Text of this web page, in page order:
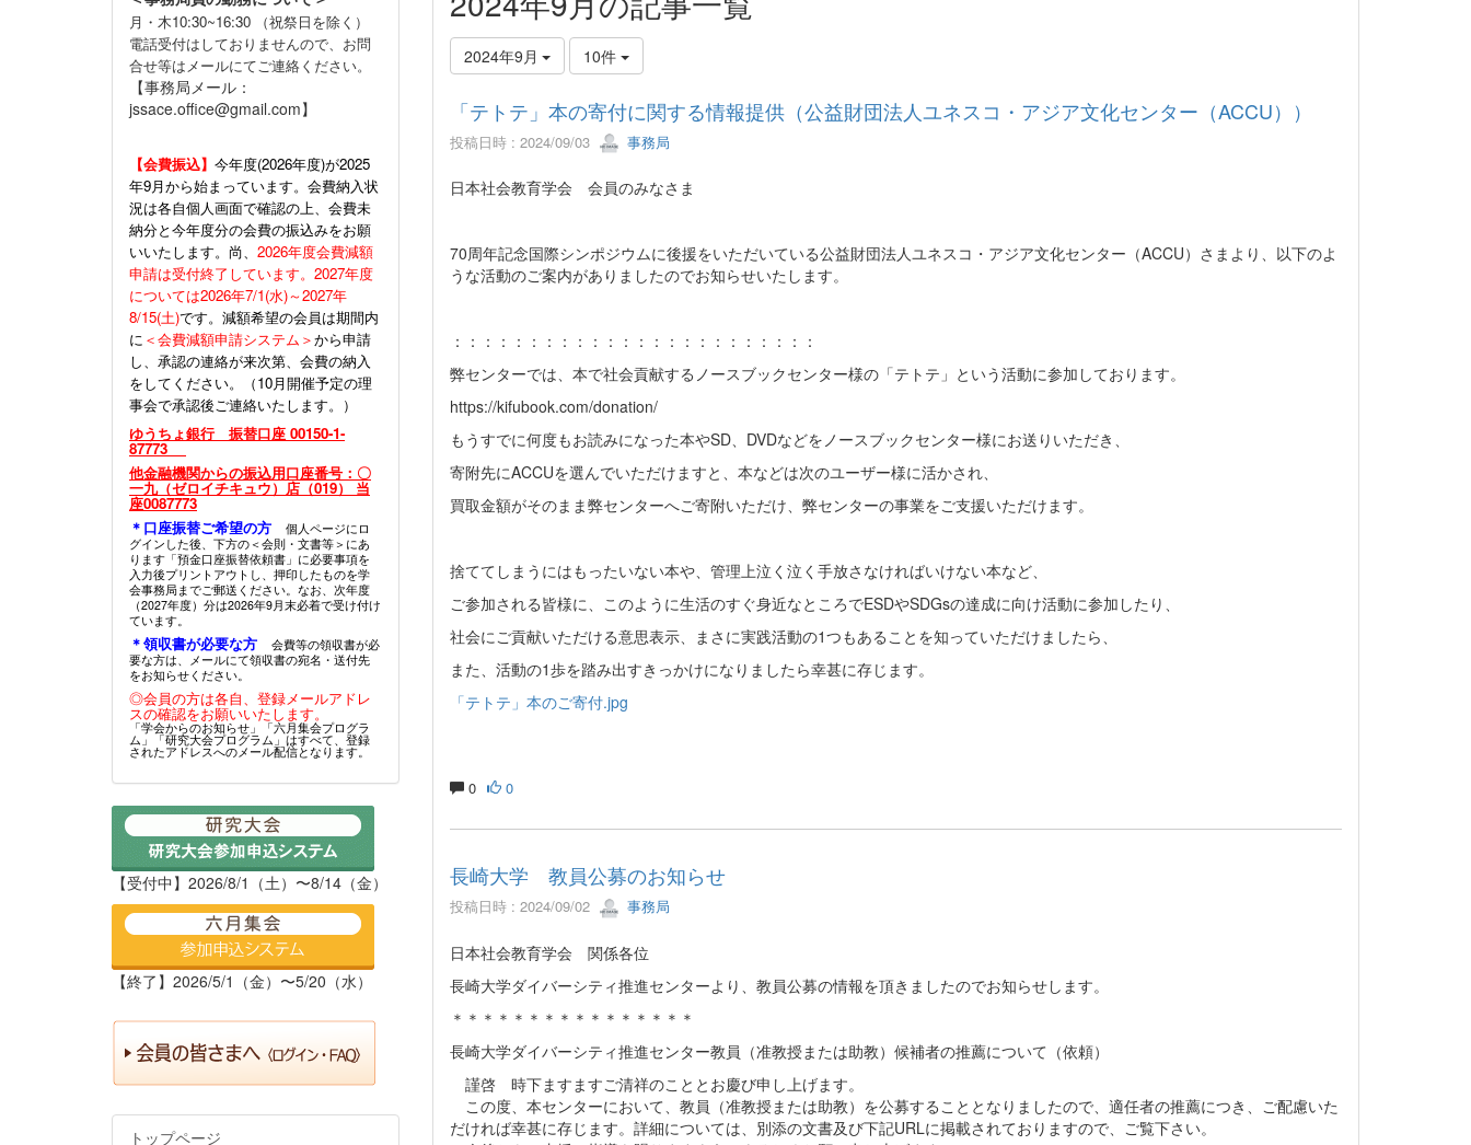
2024年9月 10件
「テトテ」本の寄付に関する情報提供（公益財団法人ユネスコ・アジア文化センター（ACCU））
投稿日時 : 2024/09/03 事務局
日本社会教育学会 会員のみなさま
70周年記念国際シンポジウムに後援をいただいている公益財団法人ユネスコ・アジア文化センター（ACCU）さまより、以下のよ
うな活動のご案内がありましたのでお知らせいたします。
：：：：：：：：：：：：：：：：：：：：：：：：
弊センターでは、本で社会貢献するノースブックセンター様の「テトテ」という活動に参加しております。
https://kifubook.com/donation/
もうすでに何度もお読みになった本やSD、DVDなどをノースブックセンター様にお送りいただき、
寄附先にACCUを選んでいただけますと、本などは次のユーザー様に活かされ、
買取金額がそのまま弊センターへご寄附いただけ、弊センターの事業をご支援いただけます。
捨ててしまうにはもったいない本や、管理上泣く泣く手放さなければいけない本など、
ご参加される皆様に、このように生活のすぐ身近なところでESDやSDGsの達成に向け活動に参加したり、
社会にご貢献いただける意思表示、まさに実践活動の1つもあることを知っていただけましたら、
また、活動の1歩を踏み出すきっかけになりましたら幸甚に存じます。
「テトテ」本のご寄付.jpg
0 0
長崎大学 教員公募のお知らせ
投稿日時 : 2024/09/02 事務局
日本社会教育学会 関係各位
長崎大学ダイバーシティ推進センターより、教員公募の情報を頂きましたのでお知らせします。
＊＊＊＊＊＊＊＊＊＊＊＊＊＊＊＊
長崎大学ダイバーシティ推進センター教員（准教授または助教）候補者の推薦について（依頼）
謹啓 時下ますますご清祥のこととお慶び申し上げます。
この度、本センターにおいて、教員（准教授または助教）を公募することとなりましたので、適任者の推薦につき、ご配慮いた
だければ幸甚に存じます。詳細については、別添の文書及び下記URLに掲載されておりますので、ご覧下さい。
月・木10:30~16:30 （祝祭日を除く）
電話受付はしておりませんので、お問
合せ等はメールにてご連絡ください。
【事務局メール：
jssace.office@gmail.com】
【会費振込】 今年度(2026年度)が2025
年9月から始まっています。会費納入状
況は各自個人画面で確認の上、会費未
納分と今年度分の会費の振込みをお願
いいたします。尚、 2026年度会費減額
申請は受付終了しています。2027年度
については2026年7/1(水)～2027年
8/15(土)です。減額希望の会員は期間内
に ＜会費減額申請システム＞から申請
し、承認の連絡が来次第、会費の納入
をしてください。（10月開催予定の理
事会で承認後ご連絡いたします。）
ゆうちょ銀行 振替口座 00150-1-
87773
他金融機関からの振込用口座番号：〇
一九（ゼロイチキュウ）店（019） 当
座0087773
＊口座振替ご希望の方
個人ページにロ
グインした後、下方の＜会則・文書等＞にあ
ります「預金口座振替依頼書」に必要事項を
入力後プリントアウトし、押印したものを学
会事務局までご郵送ください。なお、次年度
（2027年度）分は2026年9月末必着で受け付け
ています。
＊領収書が必要な方
会費等の領収書が必
要な方は、メールにて領収書の宛名・送付先
をお知らせください。
◎会員の方は各自、登録メールアドレ
スの確認をお願いいたします。
「学会からのお知らせ」「六月集会プログラ
ム」「研究大会プログラム」はすべて、登録
されたアドレスへのメール配信となります。
【受付中】2026/8/1（土）〜8/14（金）
【終了】2026/5/1（金）〜5/20（水）
トップページ